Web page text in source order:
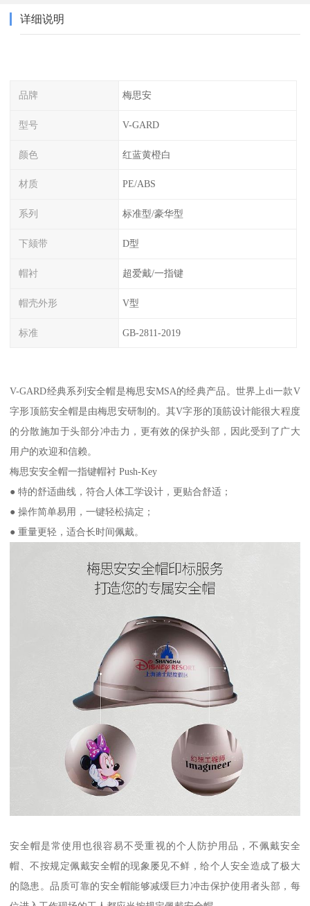
详细说明
品牌 梅思安
型号 V-GARD
颜色 红蓝黄橙白
材质 PE/ABS
系列 标准型/豪华型
下颏带 D型
帽衬 超爱戴/一指键
帽壳外形 V型
标准 GB-2811-2019
V-GARD经典系列安全帽是梅思安MSA的经典产品。世界上di一款V
字形顶筋安全帽是由梅思安研制的。其V字形的顶筋设计能很大程度
的分散施加于头部分冲击力，更有效的保护头部，因此受到了广大
用户的欢迎和信赖。
梅思安安全帽一指键帽衬 Push-Key
● 特的舒适曲线，符合人体工学设计，更贴合舒适；
● 操作简单易用，一键轻松搞定；
● 重量更轻，适合长时间佩戴。
安全帽是常使用也很容易不受重视的个人防护用品，不佩戴安全
帽、不按规定佩戴安全帽的现象屡见不鲜，给个人安全造成了极大
的隐患。品质可靠的安全帽能够减缓巨力冲击保护使用者头部，每